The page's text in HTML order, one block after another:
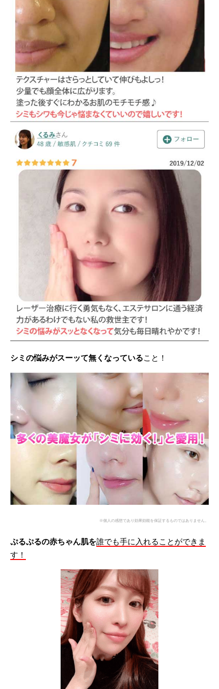
シミの悩みがスーッて無くなっていること！
※個人の感想であり効果効能を保証するものではありません。
ぷるぷるの赤ちゃん肌を誰でも手に入れることができま
す！